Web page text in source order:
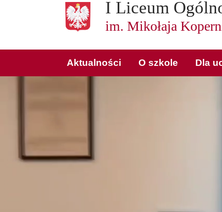
I Liceum
im. Mikołaja
Aktualności O szkole Dla